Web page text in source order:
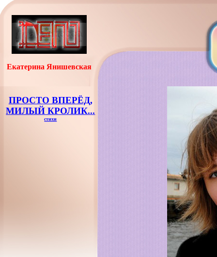
Екатерина Янишевская
ПРОСТО ВПЕРЁД,
МИЛЫЙ КРОЛИК...
стихи